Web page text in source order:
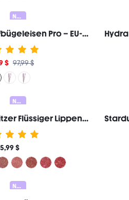
Neu
Hydra Shot Dampfbügeleisen Pro – EU-Stecker
$ 97,99 $
Neu
Stardust Swipe Glitzer Flüssiger Lippenstift-519 Mocha Meteor Lipgloss Sofortiger Glitzer-Glanz Langanhaltendes Mattes Finish Übertragungsfest Wischfest Marken-Schönheit Kosmetik Make-up für Frauen und Mädchen
5,99 $
Neu